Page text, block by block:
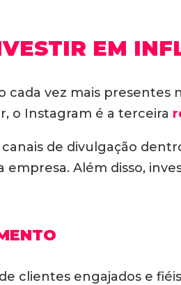
EM
cada vez mais
o Instagram é a terceira
canais de divulgação
empresa. Além disso,
clientes engajados e